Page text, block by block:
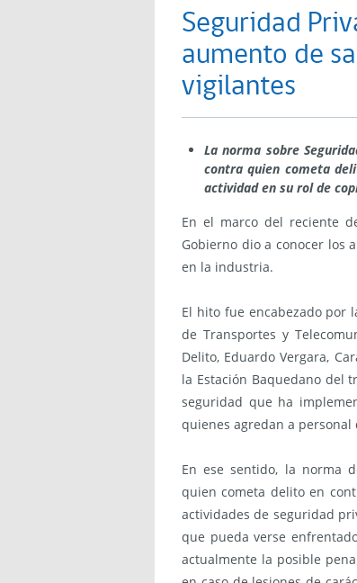
Seguridad
aumento de
vigilantes
La norma sobre
contra quien cometa
actividad en su rol de
En el marco del reciente
Gobierno dio a conocer los
en la industria.
El hito fue encabezado por
de Transportes y
Delito, Eduardo Vergara,
la Estación Baquedano del
seguridad que ha
quienes agredan a
En ese sentido, la norma
quien cometa delito en
actividades de seguridad
que pueda verse
actualmente la posible